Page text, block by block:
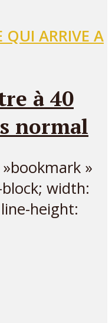
QUI ARRIVE A
à 40
normal
»
width:
height: